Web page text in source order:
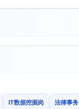
IT数据挖掘岗 法律事务